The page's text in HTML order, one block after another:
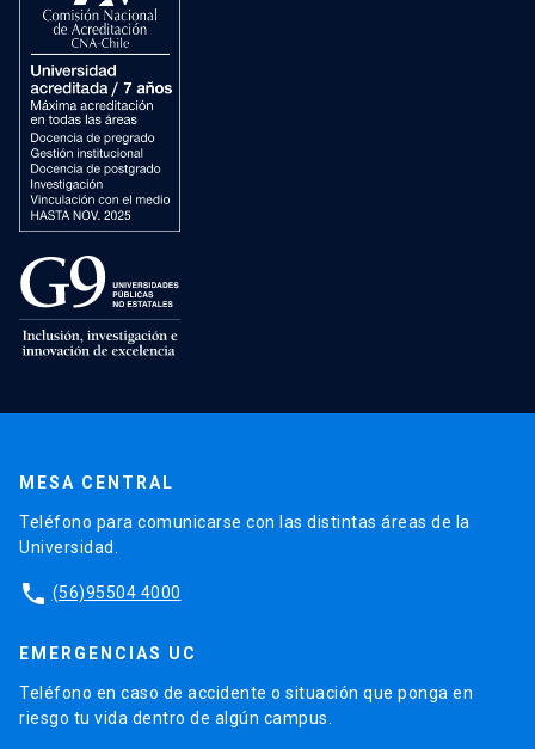
MESA CENTRAL
Teléfono para comunicarse con las distintas áreas de la
Universidad.
phone (56)95504 4000
EMERGENCIAS UC
Teléfono en caso de accidente o situación que ponga en
riesgo tu vida dentro de algún campus.